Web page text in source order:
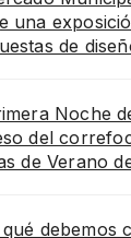
una
de
Noche
del
de Verano
debemos